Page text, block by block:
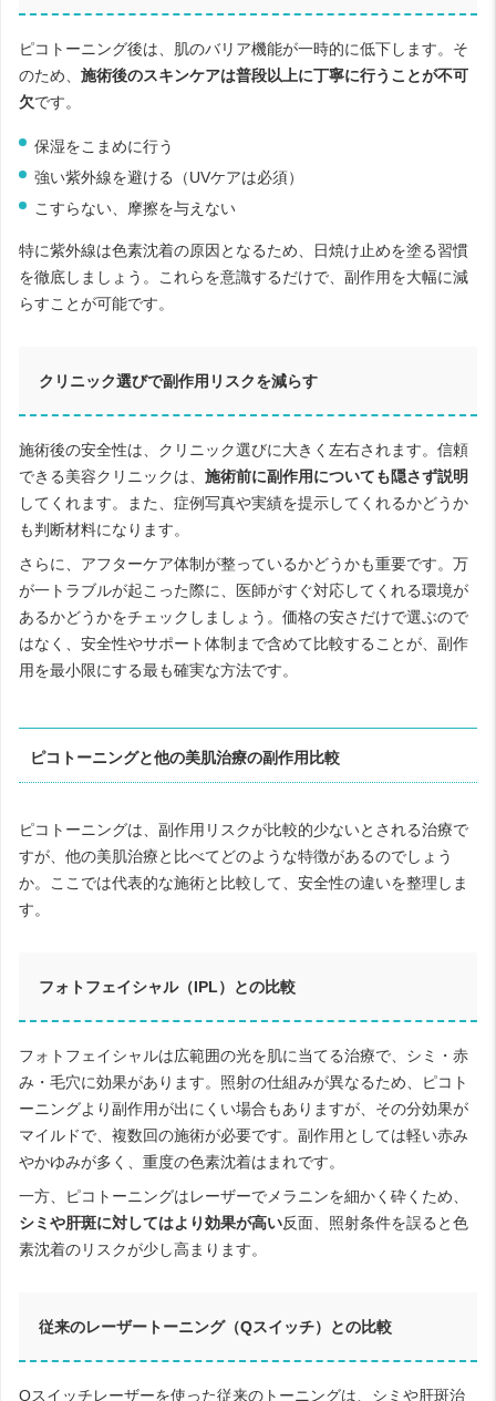
ピコトーニング後は、肌のバリア機能が一時的に低下します。そ
のため、 施術後のスキンケアは普段以上に丁寧に行うことが不可
欠です。
保湿をこまめに行う
強い紫外線を避ける（UVケアは必須）
こすらない、摩擦を与えない
特に紫外線は色素沈着の原因となるため、日焼け止めを塗る習慣
を徹底しましょう。これらを意識するだけで、副作用を大幅に減
らすことが可能です。
クリニック選びで副作用リスクを減らす
施術後の安全性は、クリニック選びに大きく左右されます。信頼
できる美容クリニックは、 施術前に副作用についても隠さず説明
してくれます。また、症例写真や実績を提示してくれるかどうか
も判断材料になります。
さらに、アフターケア体制が整っているかどうかも重要です。万
が一トラブルが起こった際に、医師がすぐ対応してくれる環境が
あるかどうかをチェックしましょう。価格の安さだけで選ぶので
はなく、安全性やサポート体制まで含めて比較することが、副作
用を最小限にする最も確実な方法です。
ピコトーニングと他の美肌治療の副作用比較
ピコトーニングは、副作用リスクが比較的少ないとされる治療で
すが、他の美肌治療と比べてどのような特徴があるのでしょう
か。ここでは代表的な施術と比較して、安全性の違いを整理しま
す。
フォトフェイシャル（IPL）との比較
フォトフェイシャルは広範囲の光を肌に当てる治療で、シミ・赤
み・毛穴に効果があります。照射の仕組みが異なるため、ピコト
ーニングより副作用が出にくい場合もありますが、その分効果が
マイルドで、複数回の施術が必要です。副作用としては軽い赤み
やかゆみが多く、重度の色素沈着はまれです。
一方、ピコトーニングはレーザーでメラニンを細かく砕くため、
シミや肝斑に対してはより効果が高い反面、照射条件を誤ると色
素沈着のリスクが少し高まります。
従来のレーザートーニング（Qスイッチ）との比較
Qスイッチレーザーを使った従来のトーニングは、シミや肝斑治